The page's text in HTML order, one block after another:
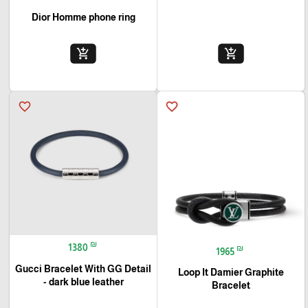
add_shopping_cart
Dior Homme phone ring
add_shopping_cart
favorite_border
1965 ₪
Loop It Damier Graphite
Bracelet
favorite_border
1380 ₪
Gucci Bracelet With GG Detail
- dark blue leather